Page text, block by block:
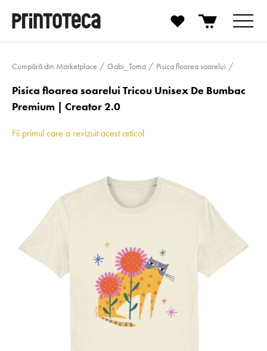
Cumpără din Marketplace Gabi_Toma Pisica floarea soarelui
Pisica floarea soarelui Tricou Unisex De Bumbac
Premium | Creator 2.0
Fii primul care a revizuit acest articol